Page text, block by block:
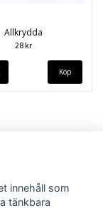
Allkrydda
28 kr
innehåll som
tänkbara